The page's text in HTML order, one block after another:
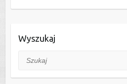
Wyszukaj
Szukaj